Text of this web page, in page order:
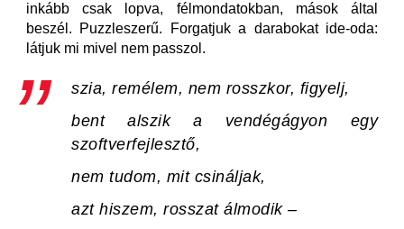
inkább csak lopva, félmondatokban, mások által
beszél. Puzzleszerű. Forgatjuk a darabokat ide-oda:
látjuk mi mivel nem passzol.
szia, remélem, nem rosszkor, figyelj,
bent alszik a vendégágyon egy
szoftverfejlesztő,
nem tudom, mit csináljak,
azt hiszem, rosszat álmodik –